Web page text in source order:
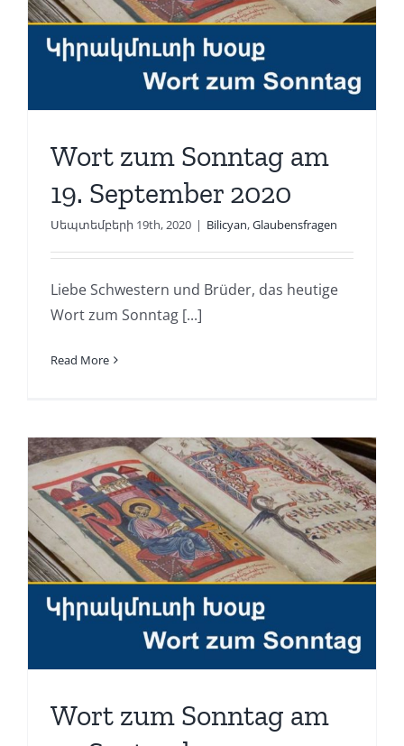
Wort zum Sonntag am
19. September 2020
Սեպտեմբերի 19th, 2020 | Bilicyan,Glaubensfragen
Liebe Schwestern und Brüder, das heutige
Wort zum Sonntag [...]
Read More
Wort zum Sonntag am